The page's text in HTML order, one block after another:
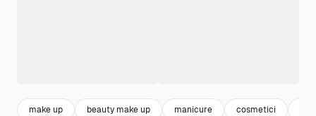
make up beauty make up manicure cosmetici